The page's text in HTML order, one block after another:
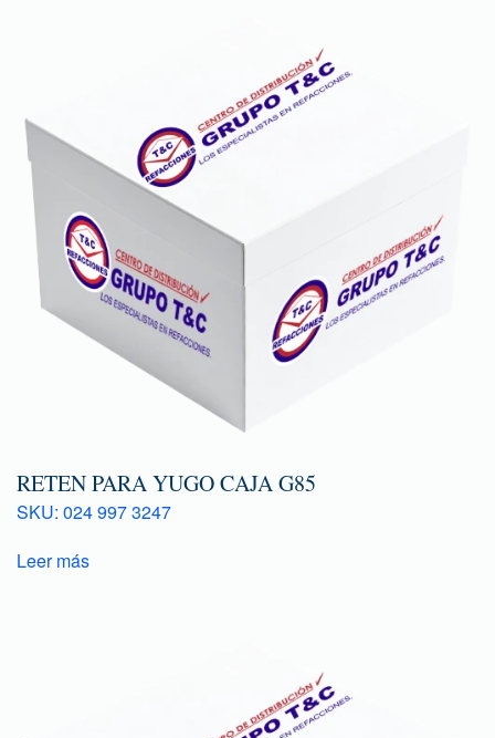
RETEN PARA YUGO CAJA G85
SKU: 024 997 3247
Leer más